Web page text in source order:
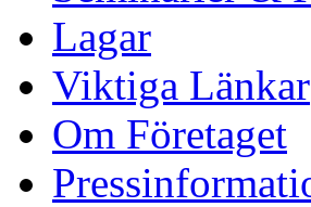
Lagar
Viktiga Länkar
Om Företaget